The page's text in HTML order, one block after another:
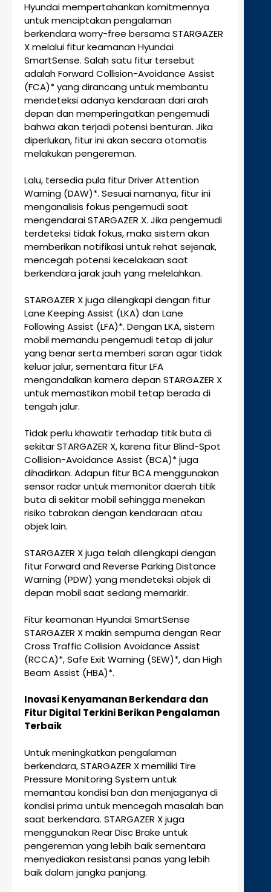
Hyundai mempertahankan komitmennya
untuk menciptakan pengalaman
berkendara worry-free bersama STARGAZER
X melalui fitur keamanan Hyundai
SmartSense. Salah satu fitur tersebut
adalah Forward Collision-Avoidance Assist
(FCA)* yang dirancang untuk membantu
mendeteksi adanya kendaraan dari arah
depan dan memperingatkan pengemudi
bahwa akan terjadi potensi benturan. Jika
diperlukan, fitur ini akan secara otomatis
melakukan pengereman.
Lalu, tersedia pula fitur Driver Attention
Warning (DAW)*. Sesuai namanya, fitur ini
menganalisis fokus pengemudi saat
mengendarai STARGAZER X. Jika pengemudi
terdeteksi tidak fokus, maka sistem akan
memberikan notifikasi untuk rehat sejenak,
mencegah potensi kecelakaan saat
berkendara jarak jauh yang melelahkan.
STARGAZER X juga dilengkapi dengan fitur
Lane Keeping Assist (LKA) dan Lane
Following Assist (LFA)*. Dengan LKA, sistem
mobil memandu pengemudi tetap di jalur
yang benar serta memberi saran agar tidak
keluar jalur, sementara fitur LFA
mengandalkan kamera depan STARGAZER X
untuk memastikan mobil tetap berada di
tengah jalur.
Tidak perlu khawatir terhadap titik buta di
sekitar STARGAZER X, karena fitur Blind-Spot
Collision-Avoidance Assist (BCA)* juga
dihadirkan. Adapun fitur BCA menggunakan
sensor radar untuk memonitor daerah titik
buta di sekitar mobil sehingga menekan
risiko tabrakan dengan kendaraan atau
objek lain.
STARGAZER X juga telah dilengkapi dengan
fitur Forward and Reverse Parking Distance
Warning (PDW) yang mendeteksi objek di
depan mobil saat sedang memarkir.
Fitur keamanan Hyundai SmartSense
STARGAZER X makin sempurna dengan Rear
Cross Traffic Collision Avoidance Assist
(RCCA)*, Safe Exit Warning (SEW)*, dan High
Beam Assist (HBA)*.
Inovasi Kenyamanan Berkendara dan
Fitur Digital Terkini Berikan Pengalaman
Terbaik
Untuk meningkatkan pengalaman
berkendara, STARGAZER X memiliki Tire
Pressure Monitoring System untuk
memantau kondisi ban dan menjaganya di
kondisi prima untuk mencegah masalah ban
saat berkendara. STARGAZER X juga
menggunakan Rear Disc Brake untuk
pengereman yang lebih baik sementara
menyediakan resistansi panas yang lebih
baik dalam jangka panjang.